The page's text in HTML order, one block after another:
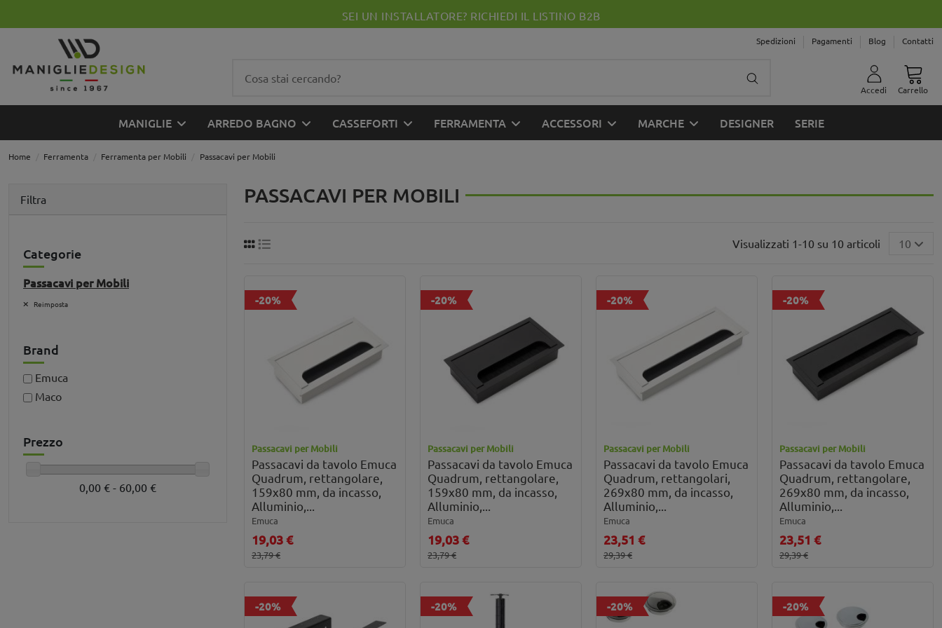
SEI UN INSTALLATORE? RICHIEDI IL LISTINO B2B
Spedizioni Pagamenti Blog Contatti
Accedi Carrello
MANIGLIE ARREDO BAGNO CASSEFORTI FERRAMENTA ACCESSORI MARCHE DESIGNER SERIE
Home Ferramenta Ferramenta per Mobili Passacavi per Mobili
PASSACAVI PER MOBILI
Visualizzati 1-10 su 10 articoli 10
-20%
Passacavi per Mobili
Passacavi da tavolo Emuca
Quadrum, rettangolare,
159x80 mm, da incasso,
Alluminio,...
Emuca
19,03 €
23,79 €
-20%
Passacavi per Mobili
Passacavi da tavolo Emuca
Quadrum, rettangolare,
159x80 mm, da incasso,
Alluminio,...
Emuca
19,03 €
23,79 €
-20%
Passacavi per Mobili
Passacavi da tavolo Emuca
Quadrum, rettangolari,
269x80 mm, da incasso,
Alluminio,...
Emuca
23,51 €
29,39 €
-20%
Passacavi per Mobili
Passacavi da tavolo Emuca
Quadrum, rettangolare,
269x80 mm, da incasso,
Alluminio,...
Emuca
23,51 €
29,39 €
-20% -20% -20% -20%
Filtra
Categorie
Passacavi per Mobili
Reimposta
Brand
Emuca
Maco
Prezzo
0,00 € - 60,00 €